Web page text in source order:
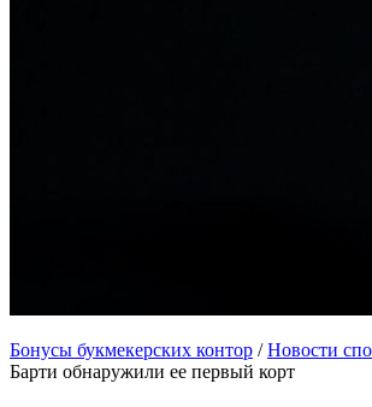
Бонусы букмекерских контор /Новости
Барти обнаружили ее первый корт